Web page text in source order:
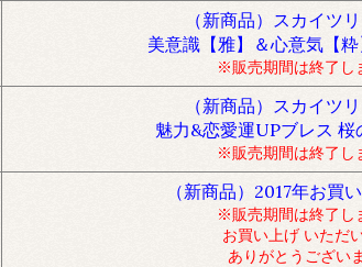
（新商品）スカイツ
美意識【雅】＆心意気【粋
※販売期間は終了し
（新商品）スカイツ
魅力&恋愛運UPブレス 桜
※販売期間は終了し
（新商品）2017年お買
※販売期間は終了し
お買い上げ いただ
ありがとうござい